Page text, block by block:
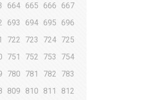
664 665 666
667
693 694 695
696
722 723 724 725
751 752 753
754
780 781 782
783
809 810 811 812